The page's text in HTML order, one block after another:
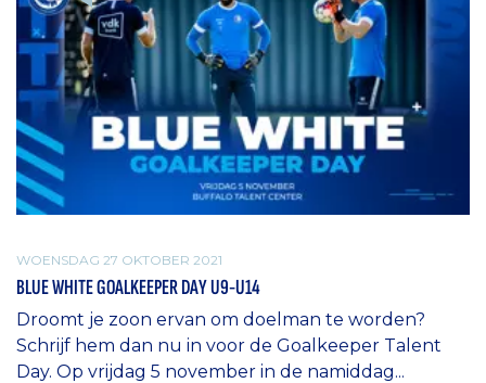
WOENSDAG 27 OKTOBER 2021
BLUE WHITE GOALKEEPER DAY U9-U14
Droomt je zoon ervan om doelman te worden?
Schrijf hem dan nu in voor de Goalkeeper Talent
Day. Op vrijdag 5 november in de namiddag...